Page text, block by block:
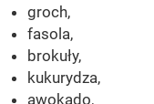
groch,
fasola,
brokuły,
kukurydza,
awokado,